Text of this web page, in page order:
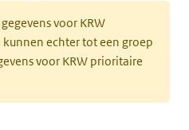
voor KRW
echter tot een groep
voor KRW prioritaire